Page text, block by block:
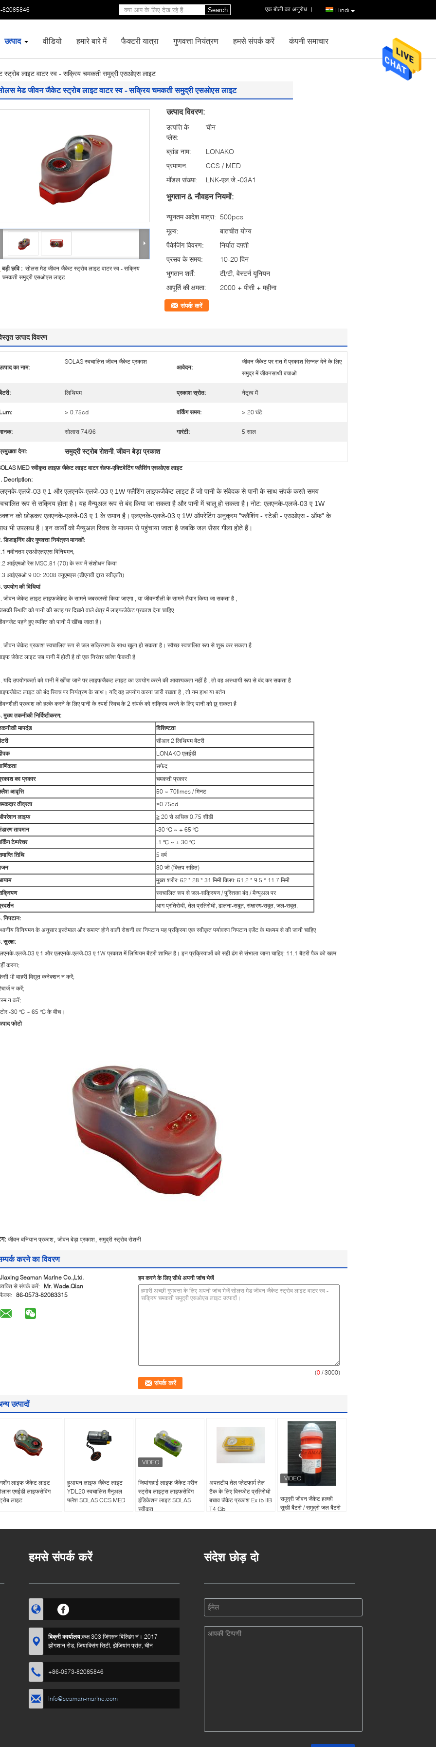
82085846 Hindi
एक बोली का अनुरोध |
Search
उत्पाद वीडियो हमारे बारे में फैक्टरी यात्रा गुणवत्ता नियंत्रण हमसे संपर्क करें कंपनी समाचार
लाइट वाटर स्व - सक्रिय चमकती समुद्री एसओएस लाइट
मेड जीवन जैकेट स्ट्रोब लाइट वाटर स्व - सक्रिय चमकती समुद्री एसओएस लाइट
बड़ी छवि : सोलस मेड जीवन जैकेट स्ट्रोब लाइट वाटर स्व - सक्रिय
चमकती समुद्री एसओएस लाइट
उत्पाद विवरण:
उत्पत्ति के
प्लेस:
चीन
ब्रांड नाम:
LONAKO
प्रमाणन:
CCS / MED
मॉडल संख्या:
LNK-एल.जे.-03A1
भुगतान & नौवहन नियमों:
न्यूनतम आदेश मात्रा: 500pcs
मूल्य:
बातचीत योग्य
पैकेजिंग विवरण:
निर्यात दफ़्ती
प्रसव के समय:
10-20 दिन
भुगतान शर्तें:
टी/टी, वेस्टर्न यूनियन
आपूर्ति की क्षमता:
2000 + पीसी + महीना
संपर्क करें
उत्पाद विवरण
का नाम:
SOLAS स्वचालित जीवन जैकेट प्रकाश
आवेदन:
जीवन जैकेट पर रात में प्रकाश सिग्नल देने के लिए
समुद्र में जीवनसाथी बचाओ
लिथियम प्रकाश स्रोत: नेतृत्व में
> 0.75cd वर्किंग समय: > 20 घंटे
सोलास 74/96 गारंटी: 5 साल
देना: समुद्री स्ट्रोब रोशनी,जीवन बेड़ा प्रकाश
MED स्वीकृत लाइफ़ जैकेट लाइट वाटर सेल्फ-एक्टिवेटिंग फ्लैशिंग एसओएस लाइट
Decription:
एलजे-03 ए 1 और एलएनके-एलजे-03 ए 1W फ्लैशिंग लाइफजैकेट लाइट हैं जो पानी के संवेदक से पानी के साथ संपर्क करते समय
रूप से सक्रिय होता है। यह मैन्युअल रूप से बंद किया जा सकता है और पानी में चालू हो सकता है। नोट: एलएनके-एलजे-03 ए 1W
को छोड़कर एलएनके-एलजे-03 ए 1 के समान है। एलएनके-एलजे-03 ए 1W ऑपरेटिंग अनुक्रम "फ्लैशिंग - स्टेडी - एसओएस - ऑफ" के
भी उपलब्ध है। इन कार्यों को मैन्युअल स्विच के माध्यम से पहुंचाया जाता है जबकि जल सेंसर गीला होते हैं।
डिजाइनिंग और गुणवत्ता नियंत्रण मानकों:
नवीनतम एसओएलएएस विनियमन;
आईएमओ रेस MSC.81 (70) के रूप में संशोधन किया
आईएसओ 9 00: 2008 क्यूएमएस (डीएनवी द्वारा स्वीकृति)
उपयोग की विधियां
जीवन जेकेट लाइट लाइफजेकेट के सामने जबरदस्ती किया जाएगा , या जीवनशैली के सामने तैयार किया जा सकता है ,
स्थिति को पानी की सतह पर दिखने वाले क्षेत्र में लाइफजेकेट प्रकाश देना चाहिए
पहने हुए व्यक्ति को पानी में खींचा जाता है।
जीवन जेकेट प्रकाश स्वचालित रूप से जल सक्रियण के साथ खुला हो सकता है। स्वैच्छ स्वचालित रूप से शुरू कर सकता है
जेकेट लाइट जब पानी में होती है तो एक निरंतर फ़्लैश फेंकती है
यदि उपयोगकर्ता को पानी में खींचा जाने पर लाइफजैकट लाइट का उपयोग करने की आवश्यकता नहीं है , तो वह अस्थायी रूप से बंद कर सकता है
लाइट को बंद स्विच पर नियंत्रण के साथ। यदि वह उपयोग करना जारी रखता है , तो नम हाथ या बर्तन
प्रकाश को हल्के करने के लिए पानी के स्पर्श स्विच के 2 संपर्क को सक्रिय करने के लिए पानी को छू सकता है
मुख्य तकनीकी निर्दिष्टीकरण:
मापदंड
विशिष्टता
सीआर 2 लिथियम बैटरी
LONAKO एलईडी
सफेद
का प्रकार
चमकती प्रकार
आवृत्ति
50 ~ 70times / मिनट
तीव्रता
≥0.75cd
लाइफ
≧ 20 से अधिक 0.75 सीडी
तापमान
-30 ℃ ~ + 65 ℃
टेम्परेचर
-1 ℃ ~ + 30 ℃
तिथि
5 वर्ष
30 जी (क्लिप सहित)
मुख्य शरीर: 62 * 28 * 31 मिमी क्लिप: 61.2 * 9.5 * 11.7 मिमी
स्वचालित रूप से जल-सक्रियण / पुस्तिका बंद / मैन्युअल पर
आग प्रतिरोधी, तेल प्रतिरोधी, ढालना-सबूत, संक्षारण-सबूत, जल-सबूत,
निपटान:
विनियमन के अनुसार इस्तेमाल और समाप्त होने वाली रोशनी का निपटान यह प्रक्रिया एक स्वीकृत पर्यावरण निपटान एजेंट के माध्यम से की जानी चाहिए
सुरक्षा:
एलजे-03 ए 1 और एलएनके-एलजे-03 ए 1W प्रकाश में लिथियम बैटरी शामिल है। इन प्रक्रियाओं को सही ढंग से संभाला जाना चाहिए: 11.1 बैटरी पैक को खत्म
करना;
भी बाहरी विद्युत कनेक्शन न करें;
न करें;
न करें;
-30 ℃ ~ 65 ℃ के बीच।
फोटो
जीवन बनियान प्रकाश जीवन बेड़ा प्रकाश समुद्री स्ट्रोब रोशनी
करने का विवरण
Jiaxing Seaman Marine Co.,Ltd.
व्यक्ति से संपर्क करें:
Mr. Wade.Qian
फैक्स: 86-0573-82083315
हम करने के लिए सीधे अपनी जांच भेजें
(0 / 3000)
उत्पादों
लाइफ जैकेट लाइट
एमईडी लाइफसेविंग
लाइट
हुआयन लाइफ जैकेट लाइट
YDL20 स्वचालित मैनुअल
फ्लैश SOLAS CCS MED
जियांगहाई लाइफ जैकेट मरीन
स्ट्रोब लाइट्स लाइफसेविंग
इंडिकेशन लाइट SOLAS
स्वीकृत
अपतटीय तेल प्लेटफार्म तेल
टैंक के लिए विस्फोट प्रतिरोधी
बचाव जैकेट प्रकाश Ex ib IIB
T4 Gb
समुद्री जीवन जैकेट हल्की
सूखी बैटरी / समुद्री जल बैटरी
हमसे संपर्क करें
बिक्री कार्यालय:कक्ष 303 जिंगरुन बिल्डिंग नं। 2017
झोंगशान रोड, जियाक्सिंग सिटी, झेजियांग प्रांत, चीन
+86-0573-82085846
info@seaman-marine.com
संदेश छोड़ दो